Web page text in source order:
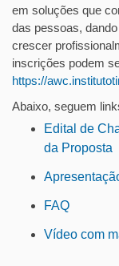
em soluções que
das pessoas,
crescer
inscrições podem
https://
Abaixo, seguem
Edital de
da Proposta
FAQ
Vídeo com